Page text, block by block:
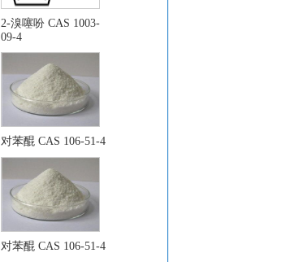
2-溴噻吩 CAS 1003-
09-4
对苯醌 CAS 106-51-4
对苯醌 CAS 106-51-4